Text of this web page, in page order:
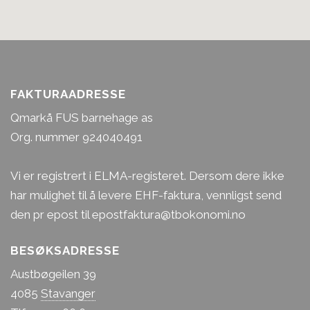
FAKTURAADRESSE
Qmarkå FUS barnehage as
Org. nummer 924040491
Vi er registrert i ELMA-registeret. Dersom dere ikke
har mulighet til å levere EHF-faktura, vennligst send
den pr epost til epostfaktura@tbokonomi.no
BESØKSADRESSE
Austbøgeilen 39
4085 Stavanger